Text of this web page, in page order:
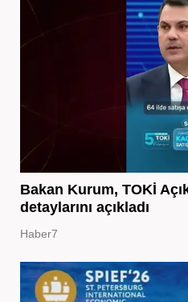
Bakan Kurum, TOKİ
detaylarını açıkladı
Haber7